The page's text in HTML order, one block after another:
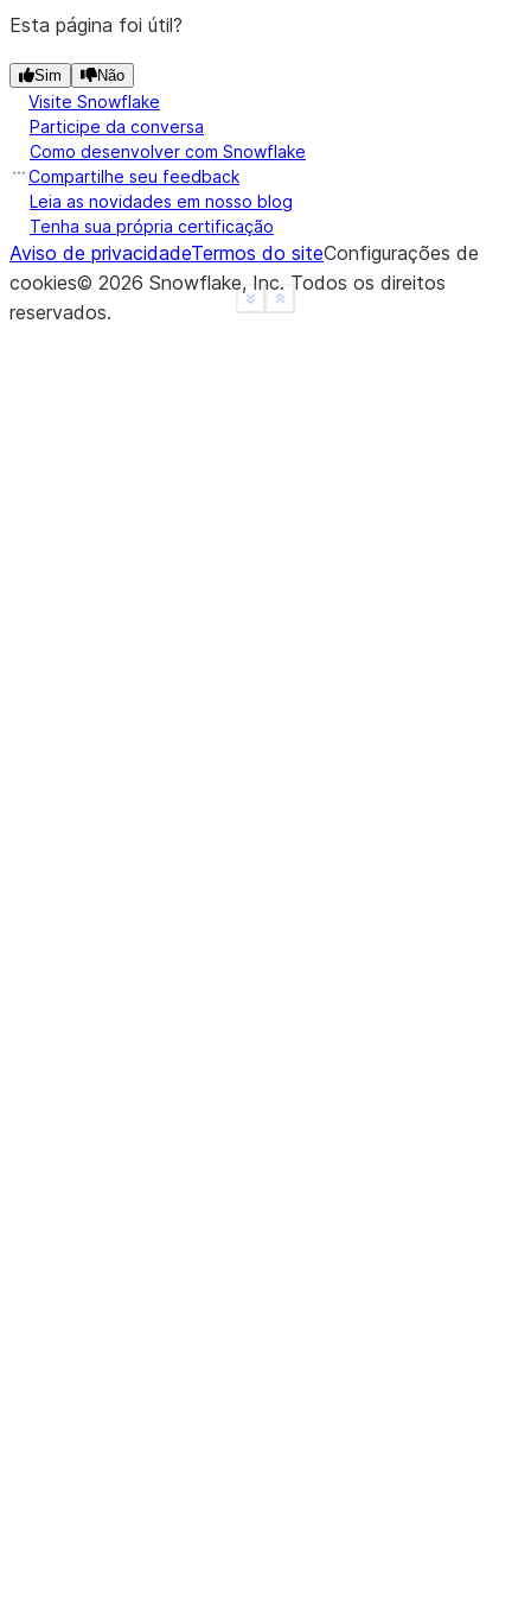
----------------
----------------
Show less
See more
Esta página foi útil?
Sim Não
Visite Snowflake
Participe da conversa
Como desenvolver com Snowflake
Compartilhe seu feedback
Leia as novidades em nosso blog
Tenha sua própria certificação
Aviso de privacidadeTermos do siteConfigurações de
cookies© 2026 Snowflake, Inc. Todos os direitos
reservados.